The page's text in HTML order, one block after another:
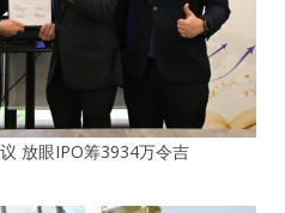
放眼IPO筹3934万令吉